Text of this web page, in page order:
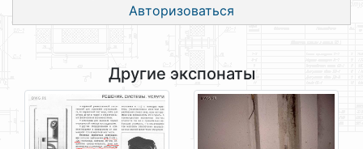
Авторизоваться
Другие экспонаты